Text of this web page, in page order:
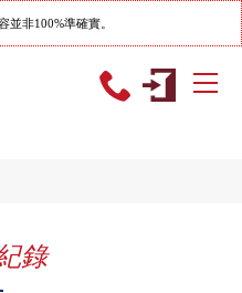
並非100%準確實。
錄